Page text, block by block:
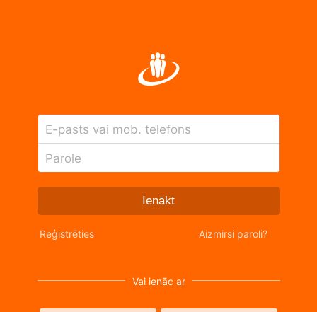
E-pasts vai mob. telefons
Parole
Ienākt
Reģistrēties Aizmirsi paroli?
Vai ienāc ar